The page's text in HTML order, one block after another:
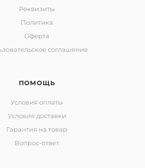
Реквизиты
Политика
Оферта
соглашение
ПОМОЩЬ
Условия оплаты
Условия доставки
Гарантия на товар
Вопрос-ответ